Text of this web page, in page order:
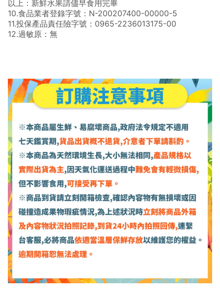
以上：新鮮水果請儘早食用完畢
10.食品業者登錄字號：N-200207400-00000-5
11.投保產品責任險字號：0965-2236013175-00
12.過敏原：無